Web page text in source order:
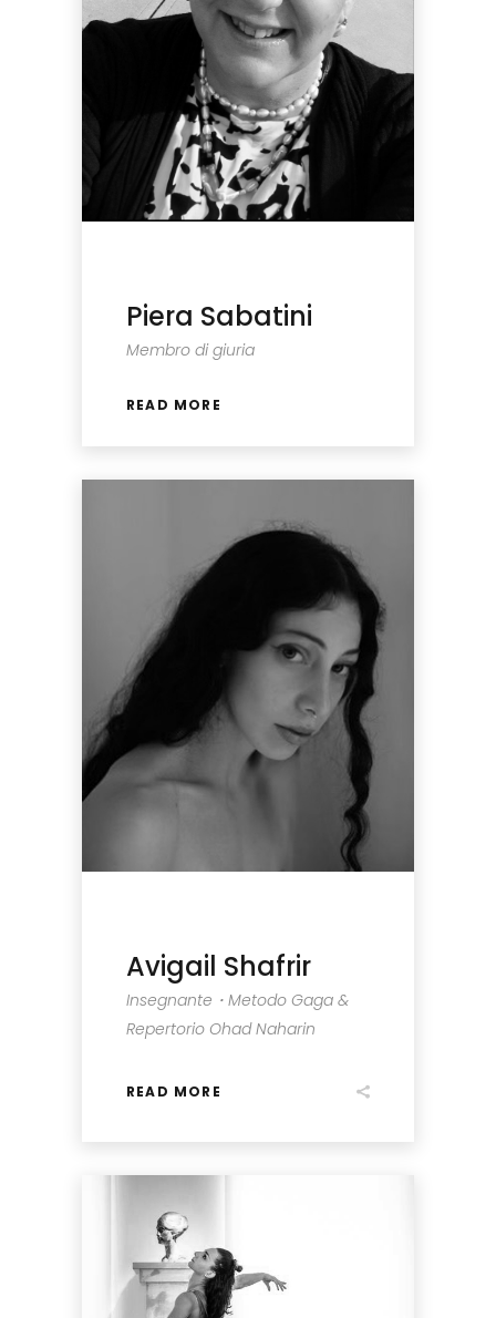
Piera Sabatini
Membro di giuria
READ MORE
Avigail Shafrir
Insegnante・Metodo Gaga &
Repertorio Ohad Naharin
READ MORE